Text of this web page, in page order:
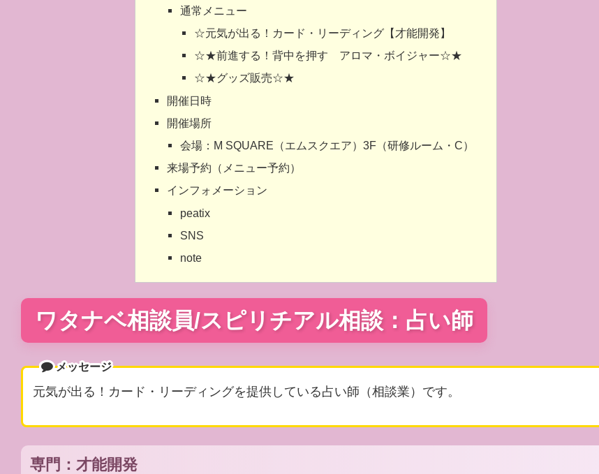
通常メニュー
☆元気が出る！カード・リーディング【才能開発】
☆★前進する！背中を押す アロマ・ボイジャー☆★
☆★グッズ販売☆★
開催日時
開催場所
会場：M SQUARE（エムスクエア）3F（研修ルーム・C）
来場予約（メニュー予約）
インフォメーション
peatix
SNS
note
ワタナベ相談員/スピリチアル相談：占い師
メッセージ
元気が出る！カード・リーディングを提供している占い師（相談業）です。
専門：才能開発